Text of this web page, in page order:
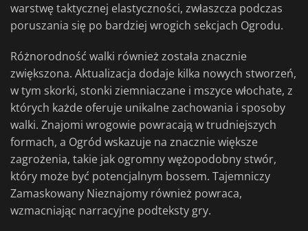
warstwę taktycznej elastyczności, zwłaszcza podczas
poruszania się po bardziej wrogich sekcjach Ogrodu.
Różnorodność walki również została znacznie
zwiększona. Aktualizacja dodaje kilka nowych stworzeń,
w tym skorki, stonki ziemniaczane i mszyce włochate, z
których każde oferuje unikalne zachowania i sposoby
walki. Znajomi wrogowie powracają w trudniejszych
formach, a Ogród wskazuje na znacznie większe
zagrożenia, takie jak ogromny wężopodobny stwór,
który może być potencjalnym bossem. Tajemniczy
Zamaskowany Nieznajomy również powraca,
wzmacniając narracyjne podteksty gry.